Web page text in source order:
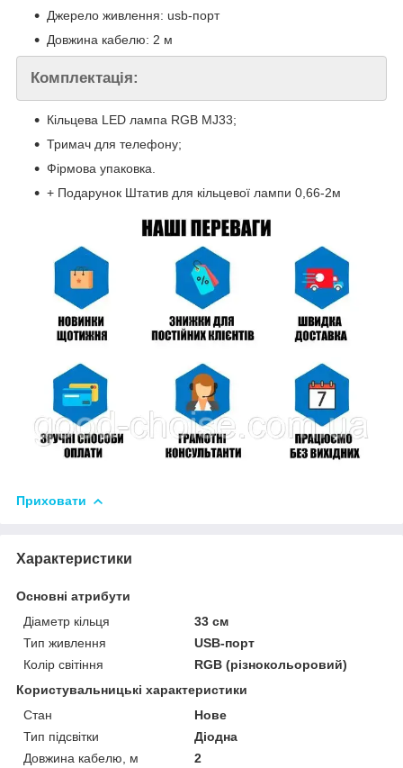
Джерело живлення: usb-порт
Довжина кабелю: 2 м
Комплектація:
Кільцева LED лампа RGB MJ33;
Тримач для телефону;
Фірмова упаковка.
+ Подарунок Штатив для кільцевої лампи 0,66-2м
Приховати
Характеристики
Основні атрибути
Діаметр кільця
33 см
Тип живлення
USB-порт
Колір світіння
RGB (різнокольоровий)
Користувальницькі характеристики
Стан
Нове
Тип підсвітки
Діодна
Довжина кабелю, м
2